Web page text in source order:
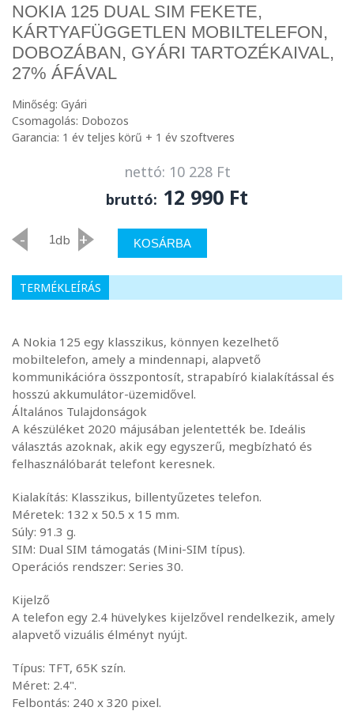
NOKIA 125 DUAL SIM FEKETE,
KÁRTYAFÜGGETLEN MOBILTELEFON,
DOBOZÁBAN, GYÁRI TARTOZÉKAIVAL,
27% ÁFÁVAL
Minőség: Gyári
Csomagolás: Dobozos
Garancia: 1 év teljes körű + 1 év szoftveres
nettó: 10 228 Ft
bruttó: 12 990 Ft
- db + KOSÁRBA
TERMÉKLEÍRÁS
A Nokia 125 egy klasszikus, könnyen kezelhető
mobiltelefon, amely a mindennapi, alapvető
kommunikációra összpontosít, strapabíró kialakítással és
hosszú akkumulátor-üzemidővel.
Általános Tulajdonságok
A készüléket 2020 májusában jelentették be. Ideális
választás azoknak, akik egy egyszerű, megbízható és
felhasználóbarát telefont keresnek.
Kialakítás: Klasszikus, billentyűzetes telefon.
Méretek: 132 x 50.5 x 15 mm.
Súly: 91.3 g.
SIM: Dual SIM támogatás (Mini-SIM típus).
Operációs rendszer: Series 30.
Kijelző
A telefon egy 2.4 hüvelykes kijelzővel rendelkezik, amely
alapvető vizuális élményt nyújt.
Típus: TFT, 65K szín.
Méret: 2.4".
Felbontás: 240 x 320 pixel.